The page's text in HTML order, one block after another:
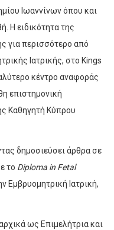
Ιωαννίνων όπου και
Η ειδικότητα της
για περισσότερο από
Ιατρικής, στο Kings
κέντρο αναφοράς
επιστημονική
Καθηγητή Κύπρου
δημοσιεύσει άρθρα σε
το Diploma in Fetal
Εμβρυομητρική Ιατρική,
ως Επιμελήτρια και